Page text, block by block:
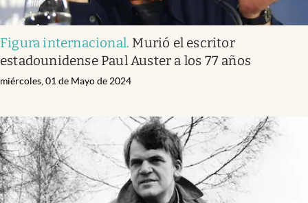
Figura internacional. Murió el escritor
estadounidense Paul Auster a los 77 años
miércoles, 01 de Mayo de 2024